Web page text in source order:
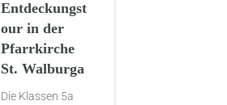
Entdeckungst
our in der
Pfarrkirche
St. Walburga
Die Klassen 5a